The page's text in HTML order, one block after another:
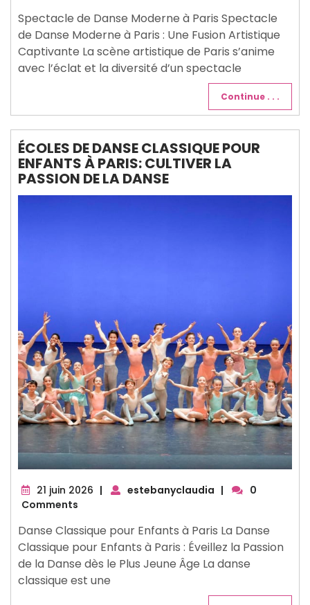
Spectacle de Danse Moderne à Paris Spectacle
de Danse Moderne à Paris : Une Fusion Artistique
Captivante La scène artistique de Paris s’anime
avec l’éclat et la diversité d’un spectacle
Continue . . .
ÉCOLES DE DANSE CLASSIQUE POUR
ENFANTS À PARIS: CULTIVER LA
PASSION DE LA DANSE
21 juin 2026 21| estebanyclaudia |
0
Comments
Danse Classique pour Enfants à Paris La Danse
Classique pour Enfants à Paris : Éveillez la Passion
de la Danse dès le Plus Jeune Âge La danse
classique est une